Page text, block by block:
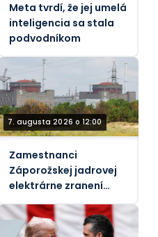
Meta tvrdí, že jej umelá
inteligencia sa stala
podvodníkom
7. augusta 2026 o 12:00
Zamestnanci
Záporožskej jadrovej
elektrárne zranení
ukrajinskými
nášľapnými mínami,
povedal generálny